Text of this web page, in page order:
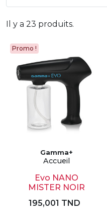
Il y a 23 produits.
Promo !
Gamma+
Accueil
Evo NANO
MISTER NOIR
195,001 TND